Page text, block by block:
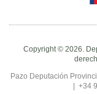
Copyright © 2026.
Pazo Deputación
| +34